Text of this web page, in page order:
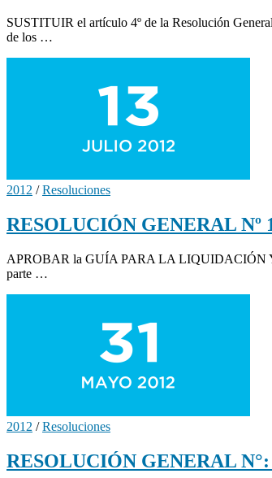
SUSTITUIR el artículo 4º de la Resolución
de los …
2012 /Resoluciones
RESOLUCIÓN GENERAL Nº
APROBAR la GUÍA PARA LA LIQUIDACIÓN
parte …
2012 /Resoluciones
RESOLUCIÓN GENERAL N°: